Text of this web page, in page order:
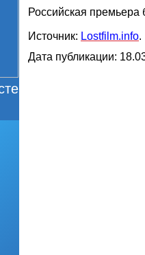
Российская премьера
Источник: Lostfilm.info.
Дата публикации: